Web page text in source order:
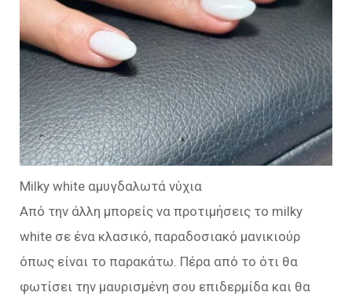
Milky white αμυγδαλωτά νύχια
Από την άλλη μπορείς να προτιμήσεις το milky
white σε ένα κλασικό, παραδοσιακό μανικιούρ
όπως είναι το παρακάτω. Πέρα από το ότι θα
φωτίσει την μαυρισμένη σου επιδερμίδα και θα